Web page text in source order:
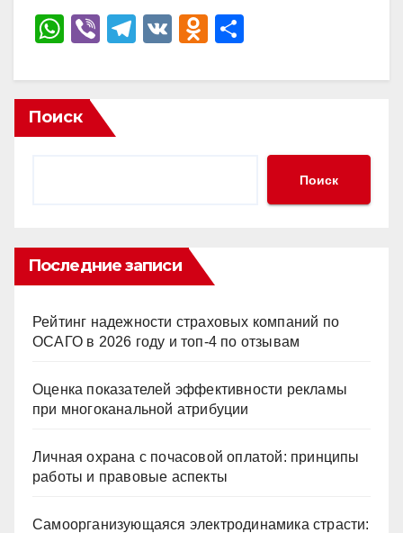
W
at
s
A
Vi
er
T
e
V
O
n
р
ть
Поиск
Поиск
Последние записи
Рейтинг надежности страховых компаний по
ОСАГО в 2026 году и топ-4 по отзывам
Оценка показателей эффективности рекламы
при многоканальной атрибуции
Личная охрана с почасовой оплатой: принципы
работы и правовые аспекты
Самоорганизующаяся электродинамика страсти: